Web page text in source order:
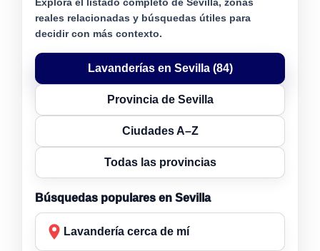
Explora el listado completo de Sevilla, zonas
reales relacionadas y búsquedas útiles para
decidir con más contexto.
Lavanderías en Sevilla (84)
Provincia de Sevilla
Ciudades A–Z
Todas las provincias
Búsquedas populares en Sevilla
Lavandería cerca de mí